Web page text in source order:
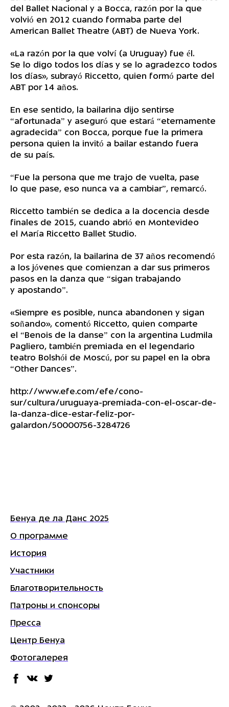
del Ballet Nacional y a Bocca, razón por la que
volvió en 2012 cuando formaba parte del
American Ballet Theatre (ABT) de Nueva York.
«La razón por la que volví (a Uruguay) fue él.
Se lo digo todos los días y se lo agradezco todos
los días», subrayó Riccetto, quien formó parte del
ABT por 14 años.
En ese sentido, la bailarina dijo sentirse
“afortunada” y aseguró que estará “eternamente
agradecida” con Bocca, porque fue la primera
persona quien la invitó a bailar estando fuera
de su país.
“Fue la persona que me trajo de vuelta, pase
lo que pase, eso nunca va a cambiar”, remarcó.
Riccetto también se dedica a la docencia desde
finales de 2015, cuando abrió en Montevideo
el María Riccetto Ballet Studio.
Por esta razón, la bailarina de 37 años recomendó
a los jóvenes que comienzan a dar sus primeros
pasos en la danza que “sigan trabajando
y apostando”.
«Siempre es posible, nunca abandonen y sigan
soñando», comentó Riccetto, quien comparte
el “Benois de la danse” con la argentina Ludmila
Pagliero, también premiada en el legendario
teatro Bolshói de Moscú, por su papel en la obra
“Other Dances”.
http://www.efe.com/efe/cono-
sur/cultura/uruguaya-premiada-con-el-oscar-de-
la-danza-dice-estar-feliz-por-
galardon/50000756-3284726
Бенуа де ла Данс 2025
О программе
История
Участники
Благотворительность
Патроны и спонсоры
Пресса
Центр Бенуа
Фотогалерея